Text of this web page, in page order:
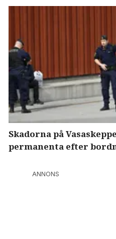
Skadorna på
permanenta efter
ANNONS